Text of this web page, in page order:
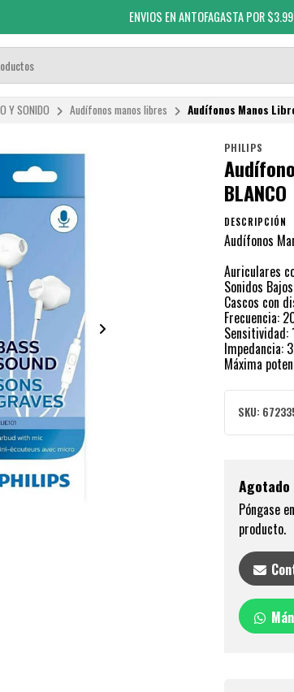
ENVIOS EN ANTOFAGASTA POR
Y SONIDO Audífonos manos libres Audífonos Manos
PHILIPS
BLANCO
DESCRIPCIÓN
Audífonos
Auriculares
Sonidos Bajos
Cascos con
Frecuencia:
Sensitividad:
Impedancia:
Máxima
SKU:
Agotado
Póngase
producto.